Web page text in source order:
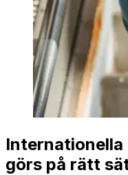
görs på rätt